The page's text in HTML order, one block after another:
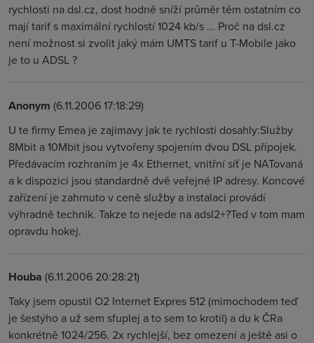
rychlosti na dsl.cz, dost hodně sníží průměr těm ostatním co
mají tarif s maximální rychlostí 1024 kb/s ... Proč na dsl.cz
není možnost si zvolit jaký mám UMTS tarif u T-Mobile jako
je to u ADSL ?
Anonym (6.11.2006 17:18:29)
U te firmy Emea je zajimavy jak te rychlosti dosahly:Služby
8Mbit a 10Mbit jsou vytvořeny spojením dvou DSL přípojek.
Předávacím rozhraním je 4x Ethernet, vnitřní síť je NATovaná
a k dispozici jsou standardně dvě veřejné IP adresy. Koncové
zařízení je zahrnuto v ceně služby a instalaci provádí
výhradně technik. Takze to nejede na adsl2+?Ted v tom mam
opravdu hokej.
Houba (6.11.2006 20:28:21)
Taky jsem opustil O2 Internet Expres 512 (mimochodem teď
je šestýho a už sem sfuplej a to sem to krotil) a du k ČRa
konkrétně 1024/256. 2x rychlejší, bez omezení a ještě asi o